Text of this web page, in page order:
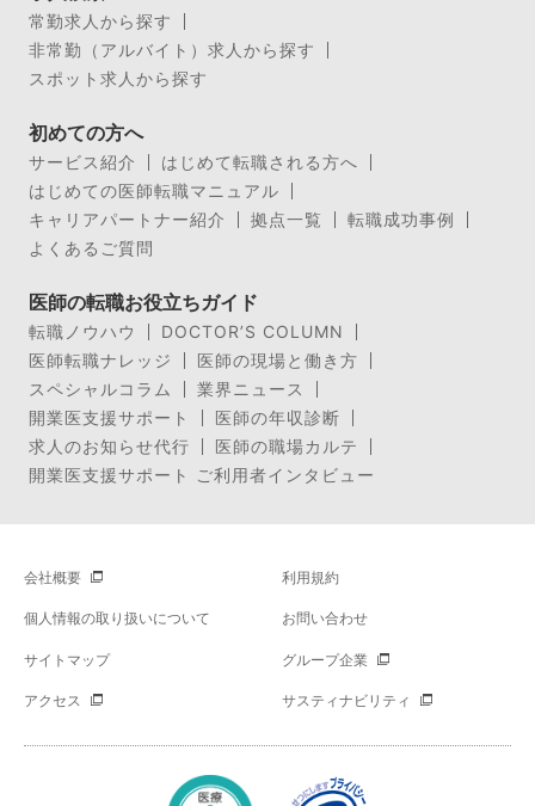
常勤求人から探す
非常勤（アルバイト）求人から探す
スポット求人から探す
初めての方へ
サービス紹介
はじめて転職される方へ
はじめての医師転職マニュアル
キャリアパートナー紹介
拠点一覧
転職成功事例
よくあるご質問
医師の転職お役立ちガイド
転職ノウハウ
DOCTOR’S COLUMN
医師転職ナレッジ
医師の現場と働き方
スペシャルコラム
業界ニュース
開業医支援サポート
医師の年収診断
求人のお知らせ代行
医師の職場カルテ
開業医支援サポート ご利用者インタビュー
会社概要 利用規約
個人情報の取り扱いについて お問い合わせ
サイトマップ グループ企業
アクセス サスティナビリティ